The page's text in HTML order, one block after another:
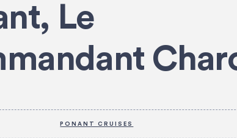
Le
PONANT CRUISES